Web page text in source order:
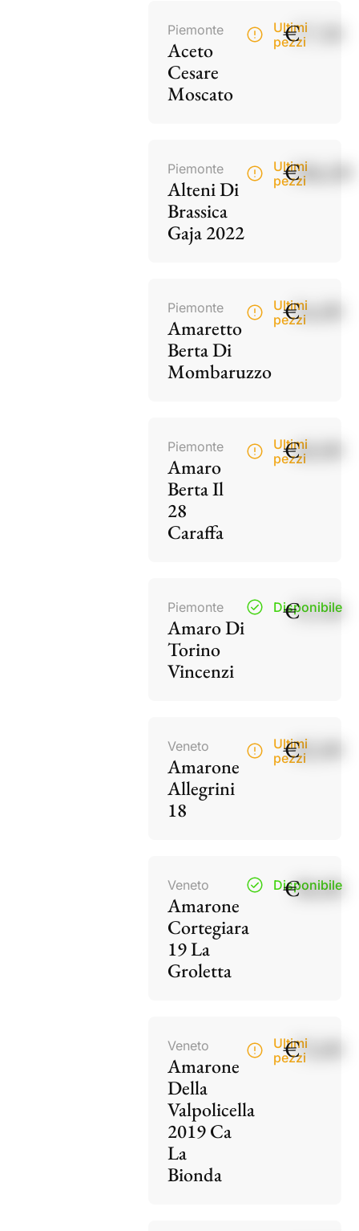
Piemonte
Aceto
Cesare
Moscato
Ultimi
pezzi
€17,50
Piemonte
Alteni Di
Brassica
Gaja 2022
Ultimi
pezzi
€186,00
Piemonte
Amaretto
Berta Di
Mombaruzzo
Ultimi
pezzi
€34,00
Piemonte
Amaro
Berta Il
28
Caraffa
Ultimi
pezzi
€40,00
Piemonte
Amaro Di
Torino
Vincenzi
Disponibile
€15,50
Veneto
Amarone
Allegrini
18
Ultimi
pezzi
€82,00
Veneto
Amarone
Cortegiara
19 La
Groletta
Disponibile
€38,00
Veneto
Amarone
Della
Valpolicella
2019 Ca
La
Bionda
Ultimi
pezzi
€73,00